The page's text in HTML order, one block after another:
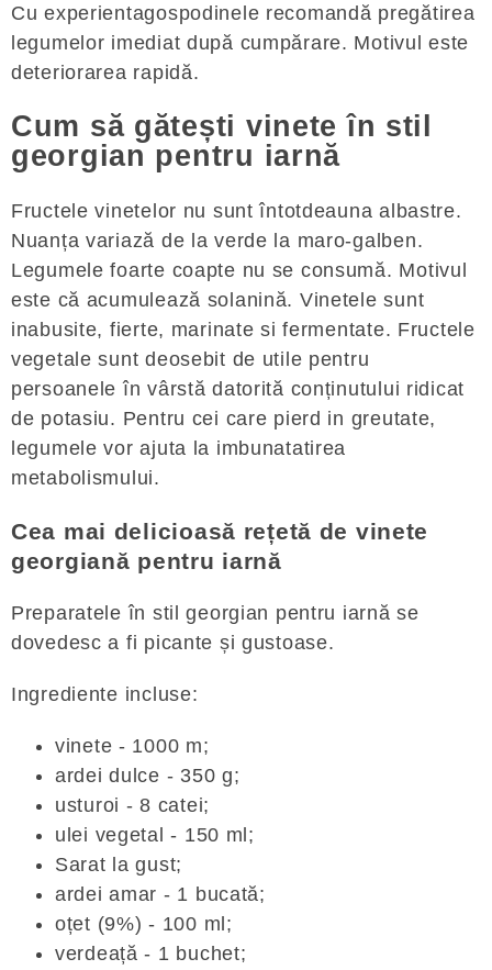
Cu experientagospodinele recomandă pregătirea
legumelor imediat după cumpărare. Motivul este
deteriorarea rapidă.
Cum să gătești vinete în stil
georgian pentru iarnă
Fructele vinetelor nu sunt întotdeauna albastre.
Nuanța variază de la verde la maro-galben.
Legumele foarte coapte nu se consumă. Motivul
este că acumulează solanină. Vinetele sunt
inabusite, fierte, marinate si fermentate. Fructele
vegetale sunt deosebit de utile pentru
persoanele în vârstă datorită conținutului ridicat
de potasiu. Pentru cei care pierd in greutate,
legumele vor ajuta la imbunatatirea
metabolismului.
Cea mai delicioasă rețetă de vinete
georgiană pentru iarnă
Preparatele în stil georgian pentru iarnă se
dovedesc a fi picante și gustoase.
Ingrediente incluse:
vinete - 1000 m;
ardei dulce - 350 g;
usturoi - 8 catei;
ulei vegetal - 150 ml;
Sarat la gust;
ardei amar - 1 bucată;
oțet (9%) - 100 ml;
verdeață - 1 buchet;